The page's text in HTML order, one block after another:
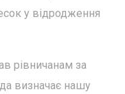
у відродження
рівничанам за
визначає нашу